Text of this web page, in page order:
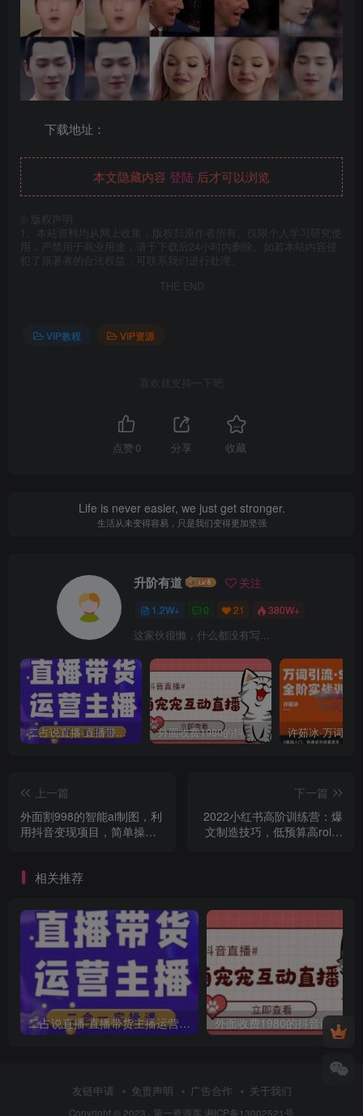
下载地址：
本文隐藏内容 登陆 后才可以浏览
版权声明
1、本站资料均从网上收集，版权归原作者所有。仅限个人学习研究使
用，严禁用于商业用途，请于下载后24小时内删除。如若本站内容侵
犯了原著者的合法权益，可联系我们进行处理。
THE END
VIP教程 VIP资源
喜欢就支持一下吧
点赞 0 分享 收藏
Life is never easier, we just get stronger.
生活从未变得容易，只是我们变得更加坚强
升阶有道 关注
1.2W+ 0 21 380W+
这家伙很懒，什么都没有写...
二占说直播·直播带货主播运营课程，主播运营二合一实操课 外面收费1980的抖音萌宠宠直播项目，可虚拟人直播，抖音报白，实时互动直播【软件+详细教程】
上一篇
外面割998的智能ai制图，利
用抖音变现项目，简单操作
下一篇
2022小红书高阶训练营：爆
文制造技巧，低预算高roi投
相关推荐
二占说直播·直播带货主播运营课程，主播运营二合一实操课
友链申请 免责声明 广告合作 关于我们
Copyright © 2023 · 第一资源库 湘ICP备13002521号